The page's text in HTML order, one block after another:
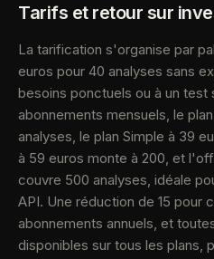
Tarifs et retour sur
La tarification s'organise par
euros pour 40 analyses sans
besoins ponctuels ou à un test
abonnements mensuels, le
analyses, le plan Simple à 39
à 59 euros monte à 200, et
couvre 500 analyses, idéale
API. Une réduction de 15 pour
abonnements annuels, et
disponibles sur tous les plans,